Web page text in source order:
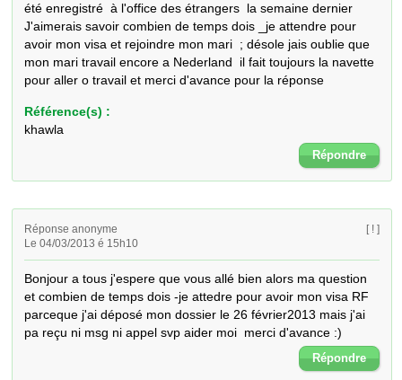
été enregistré  à l'office des étrangers  la semaine dernier
J'aimerais savoir combien de temps dois _je attendre pour
avoir mon visa et rejoindre mon mari  ; désole jais oublie que
mon mari travail encore a Nederland  il fait toujours la navette
pour aller o travail et merci d'avance pour la réponse
Référence(s) :
khawla
Répondre
Réponse anonyme
Le 04/03/2013 é 15h10
[ ! ]
Bonjour a tous j'espere que vous allé bien alors ma question
et combien de temps dois -je attedre pour avoir mon visa RF
parceque j'ai déposé mon dossier le 26 février2013 mais j'ai
pa reçu ni msg ni appel svp aider moi  merci d'avance :)
Répondre